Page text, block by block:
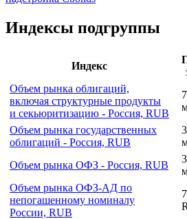
Индексы подгруппы
Индекс
Объем рынка облигаций,
включая структурные продукты
и секьюритизацию - Россия, RUB
Объем рынка государственных
облигаций - Россия, RUB
Объем рынка ОФЗ - Россия, RUB
Объем рынка ОФЗ-АД по
непогашенному номиналу
России, RUB